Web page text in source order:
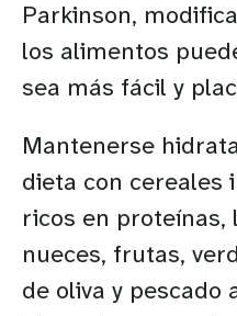
Parkinson,
los alimentos
sea más fácil y
Mantenerse
dieta con cereales
ricos en
nueces, frutas,
de oliva y pescado